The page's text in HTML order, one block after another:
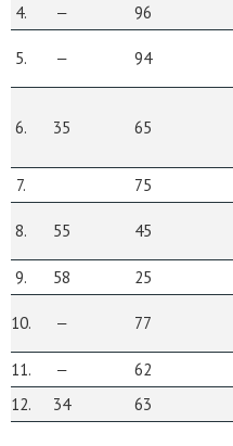
4.
‒ 96
5. ‒ 94
6. 35 65
7.
75
8. 55 45
9.
58 25
10. ‒ 77
11.
‒ 62
12.
34 63